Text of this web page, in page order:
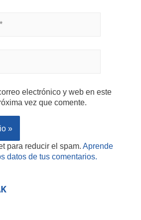
electrónico y web en este
vez que comente.
para reducir el spam. Aprende
datos de tus comentarios.